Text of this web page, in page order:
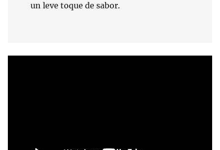
un leve toque de sabor.